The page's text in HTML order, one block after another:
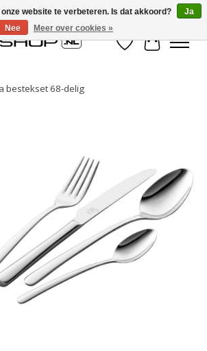
Verlanglijst
bestekset 68-delig
website te verbeteren. Is dat akkoord?
Ja
Nee
Meer over cookies »